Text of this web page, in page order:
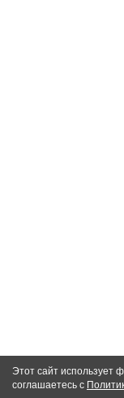
Этот сайт использует
соглашаетесь с